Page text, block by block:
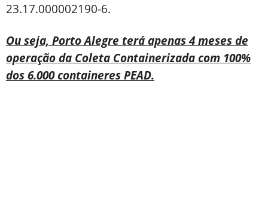
23.17.000002190-6.
Ou seja, Porto Alegre terá apenas 4 meses de
operação da Coleta Containerizada com 100%
dos 6.000 containeres PEAD.